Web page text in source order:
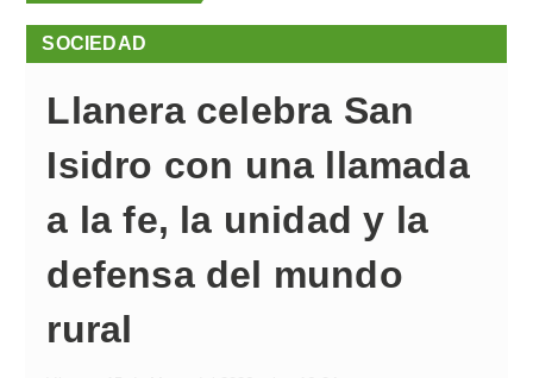
SOCIEDAD
Llanera celebra San
Isidro con una llamada
a la fe, la unidad y la
defensa del mundo
rural